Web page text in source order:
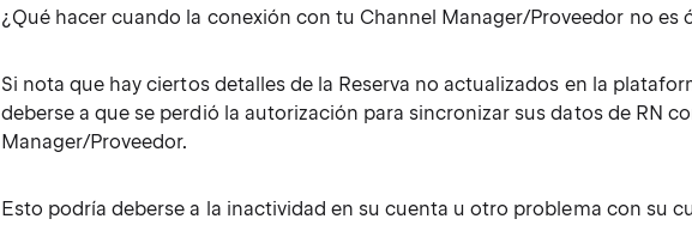
¿Qué hacer cuando la conexión con tu Channel Manager/Proveedor no es
Si nota que hay ciertos detalles de la Reserva no actualizados en la
deberse a que se perdió la autorización para sincronizar sus datos de RN
Manager/Proveedor.
Esto podría deberse a la inactividad en su cuenta u otro problema con su